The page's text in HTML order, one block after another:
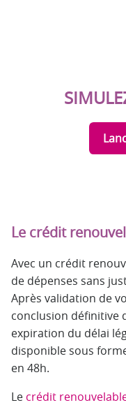
Le crédit
Avec un crédit
de dépenses sans
Après validation de
conclusion définitive
expiration du délai
disponible sous
en 48h.
Le crédit